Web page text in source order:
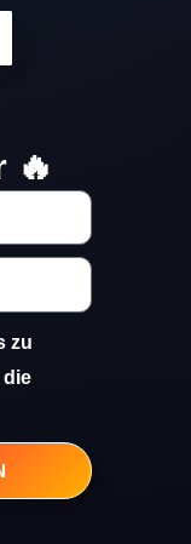
🔥
zu
die